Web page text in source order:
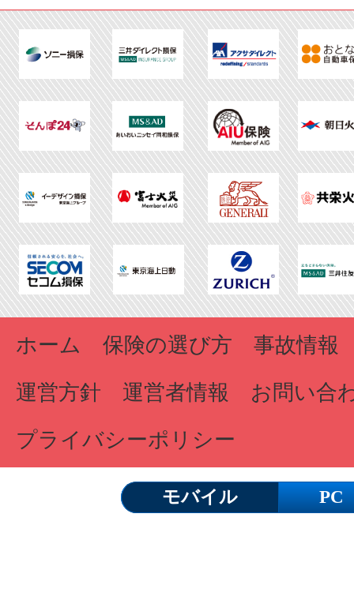
ホーム 保険の選び方
事故情報
運営方針
運営者情報
お問い合
プライバシーポリシー
モバイル PC